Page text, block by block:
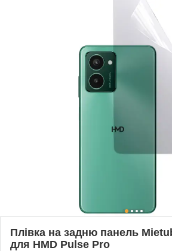
Плівка на задню панель
для HMD Pulse Pro